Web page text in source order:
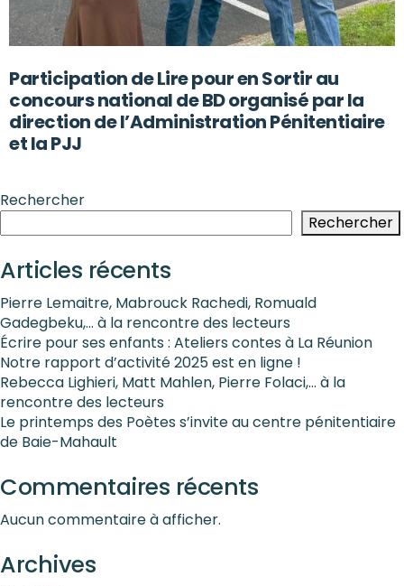
Participation de Lire pour en Sortir au
concours national de BD organisé par la
direction de l’Administration Pénitentiaire
et la PJJ
Rechercher
Rechercher
Articles récents
Pierre Lemaitre, Mabrouck Rachedi, Romuald
Gadegbeku,… à la rencontre des lecteurs
Écrire pour ses enfants : Ateliers contes à La Réunion
Notre rapport d’activité 2025 est en ligne !
Rebecca Lighieri, Matt Mahlen, Pierre Folaci,… à la
rencontre des lecteurs
Le printemps des Poètes s’invite au centre pénitentiaire
de Baie-Mahault
Commentaires récents
Aucun commentaire à afficher.
Archives